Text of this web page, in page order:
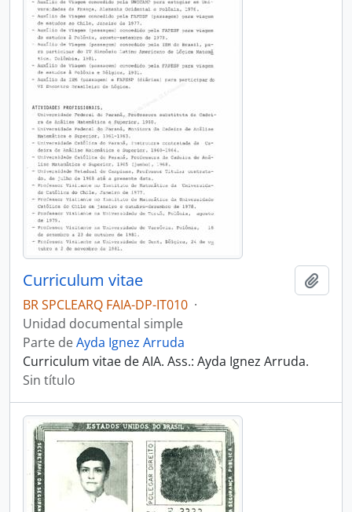
Curriculum vitae
BR SPCLEARQ FAIA-DP-IT010 ·
Unidad documental simple
Parte deAyda Ignez Arruda
Curriculum vitae de AIA. Ass.: Ayda Ignez Arruda.
Sin título